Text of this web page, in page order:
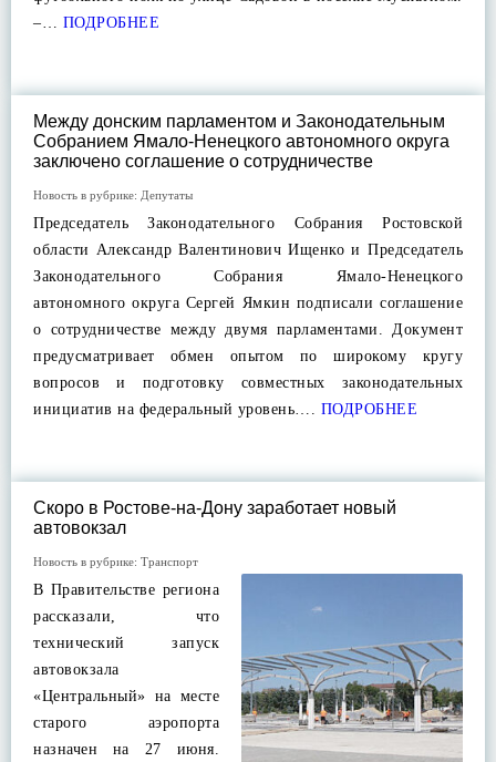
–… ПОДРОБНЕЕ
Между донским парламентом и Законодательным
Собранием Ямало-Ненецкого автономного округа
заключено соглашение о сотрудничестве
Новость в рубрике: Депутаты
Председатель Законодательного Собрания Ростовской
области Александр Валентинович Ищенко и Председатель
Законодательного Собрания Ямало-Ненецкого
автономного округа Сергей Ямкин подписали соглашение
о сотрудничестве между двумя парламентами. Документ
предусматривает обмен опытом по широкому кругу
вопросов и подготовку совместных законодательных
инициатив на федеральный уровень…. ПОДРОБНЕЕ
Скоро в Ростове-на-Дону заработает новый
автовокзал
Новость в рубрике: Транспорт
В Правительстве региона
рассказали, что
технический запуск
автовокзала
«Центральный» на месте
старого аэропорта
назначен на 27 июня.